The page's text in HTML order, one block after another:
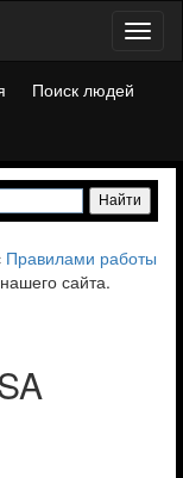
Поиск людей
Правилами работы
нашего сайта.